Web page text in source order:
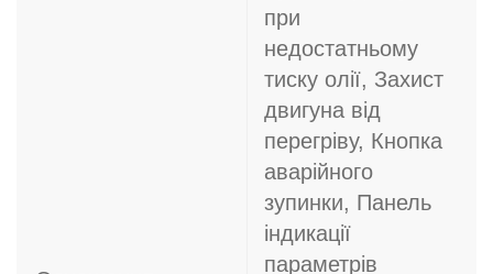
при
недостатньому
тиску олії, Захист
двигуна від
перегріву, Кнопка
аварійного
зупинки, Панель
індикації
параметрів